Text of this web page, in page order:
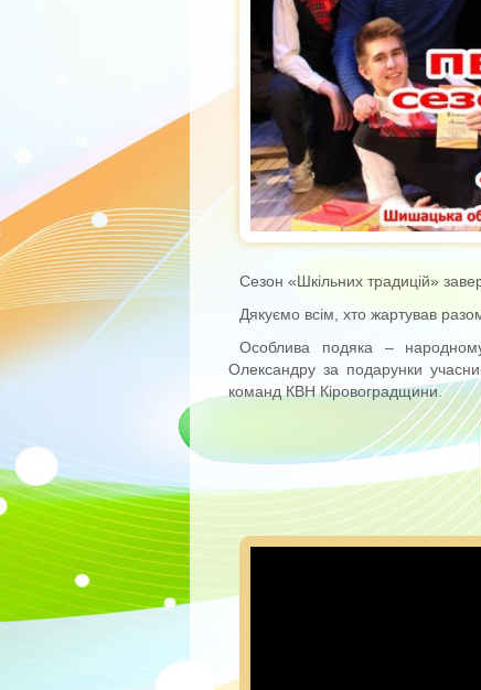
Сезон «Шкільних традицій»
Дякуємо всім, хто жартував
Особлива подяка –
Олександру за подарунки
команд КВН Кіровоградщини.